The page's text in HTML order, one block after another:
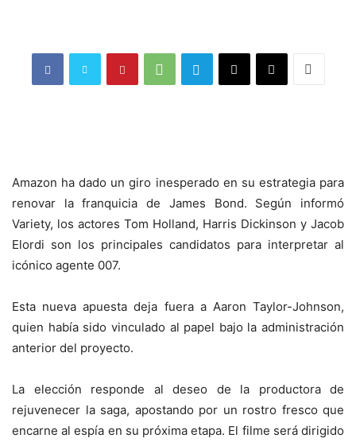
Amazon ha dado un giro inesperado en su estrategia para
renovar la franquicia de James Bond. Según informó
Variety, los actores Tom Holland, Harris Dickinson y Jacob
Elordi son los principales candidatos para interpretar al
icónico agente 007.
Esta nueva apuesta deja fuera a Aaron Taylor-Johnson,
quien había sido vinculado al papel bajo la administración
anterior del proyecto.
La elección responde al deseo de la productora de
rejuvenecer la saga, apostando por un rostro fresco que
encarne al espía en su próxima etapa. El filme será dirigido